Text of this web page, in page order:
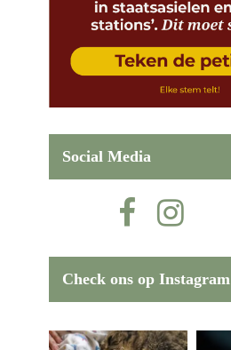
Social Media
Check ons op Instagram